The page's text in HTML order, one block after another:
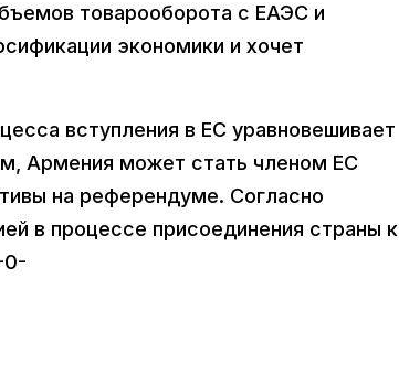
товарооборота с ЕАЭС и
экономики и хочет
вступления в ЕС уравновешивает
Армения может стать членом ЕС
на референдуме. Согласно
в процессе присоединения страны к
0-